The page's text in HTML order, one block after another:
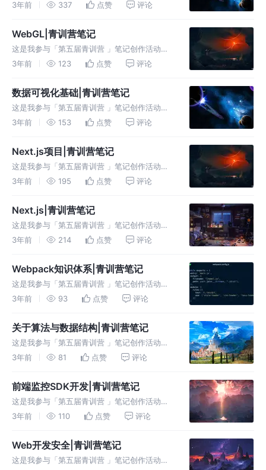
第10天 一、本堂课重点内容： 讲述了一个简单
1.3D实体搭建 3D实体 3D游戏是由一个个具有
形状的实体组成的。每
3年前 337 点赞 评论
WebGL|青训营笔记
这是我参与「第五届青训营 」笔记创作活动的
第9天 一、本堂课重点内容： 介绍什么是
WebGL的简单案例。 二、详细知识点介绍： 1.
什么是WebGL？ W
3年前 123 点赞 评论
数据可视化基础|青训营笔记
这是我参与「第五届青训营 」笔记创作活动的
第8天 一、本堂课重点内容： 介绍什么是数据
细知识点介绍： 1.什么是数据可视化？ 将数据
转换为可视表示的任何内容(
3年前 153 点赞 评论
Next.js项目|青训营笔记
这是我参与「第五届青训营 」笔记创作活动的
第7天 一、本堂课重点内容： 介绍Next.js项目
用。 二、详细知识点介绍： 1.项目搭建 方法
3年前 195 点赞 评论
Next.js|青训营笔记
这是我参与「第五届青训营 」笔记创作活动的
第6天 一、本堂课重点内容： 介绍CSR、SSR、
知识点介绍： 1.CSR、SSR、SSG CSR-客户端
3年前 214 点赞 评论
Webpack知识体系|青训营笔记
这是我参与「第五届青训营 」笔记创作活动的
第5天 一、本堂课重点内容： 理解webpack的
Plugin组件设计，建立一个知识体系。 二、详
3年前 93 点赞 评论
关于算法与数据结构|青训营笔记
这是我参与「第五届青训营 」笔记创作活动的
第3天 一、本堂课重点内容： 前端学算法与数
二、详细知识点介绍： 1.要重视算法与数据结构
由于第三方工具库很多，
3年前 81 点赞 评论
前端监控SDK开发|青训营笔记
这是我参与「第五届青训营 」笔记创作活动的
第3天 一、本堂课重点内容： 前端监控SDK，
控到底监控了什么？如何通过代码实现前端监控
SDK。 二、详细知识点介绍
3年前 110 点赞 评论
Web开发安全|青训营笔记
这是我参与「第五届青训营 」笔记创作活动的